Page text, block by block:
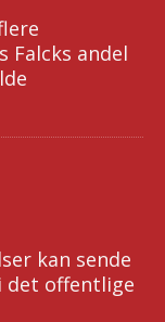
Falcks andel
kan sende
det offentlige